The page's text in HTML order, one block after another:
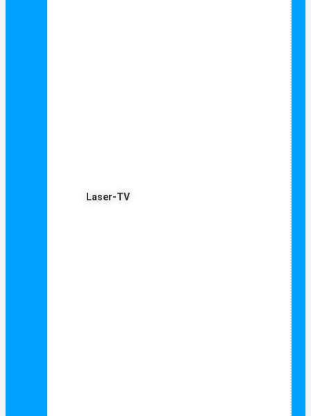
Laser-TV